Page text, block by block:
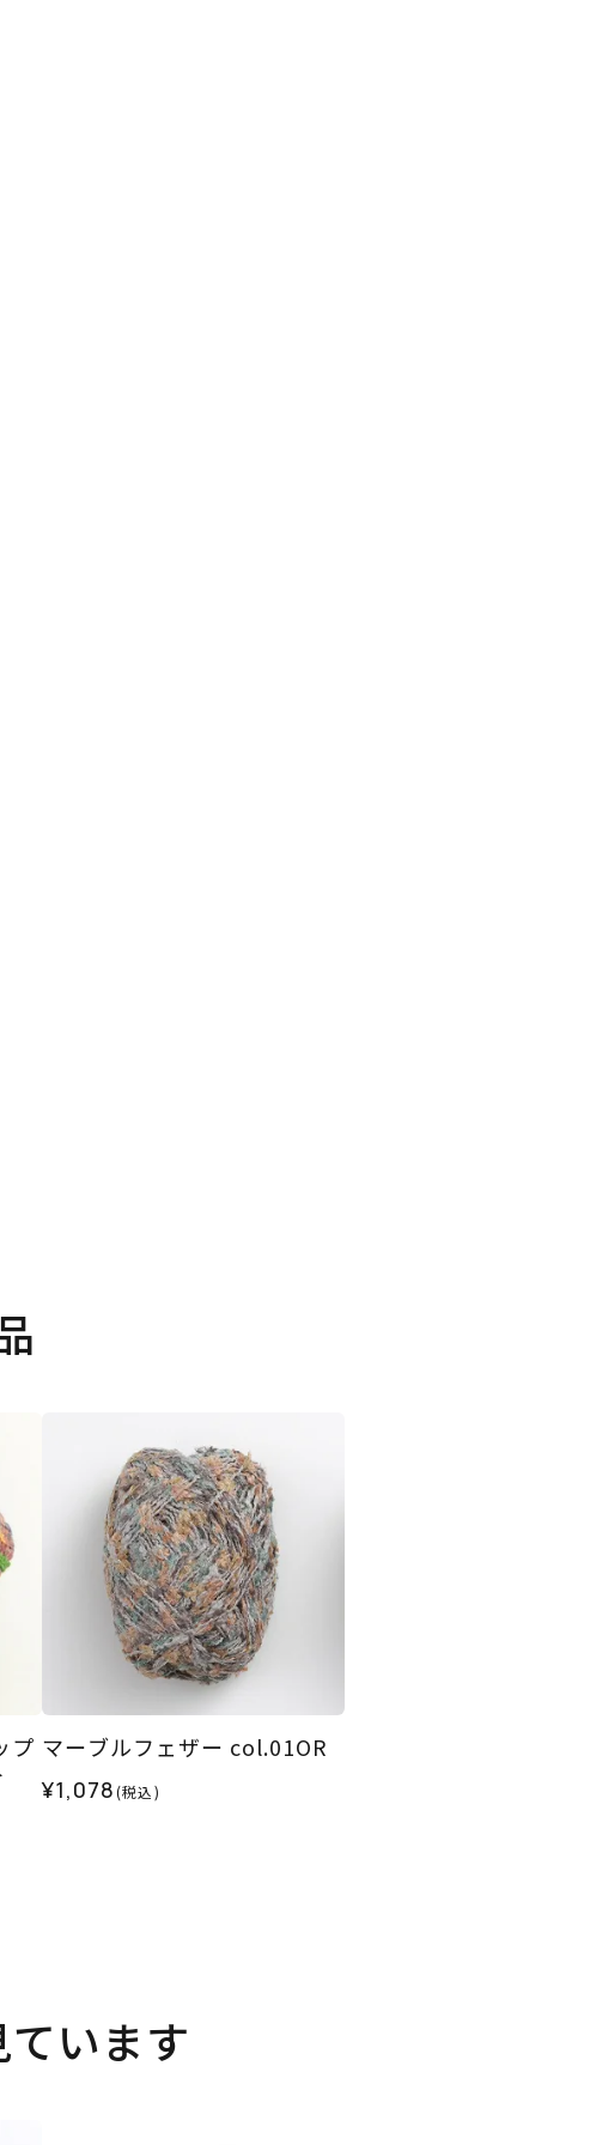
プ マーブルフェザー col.01OR
¥1,078(税込)
います